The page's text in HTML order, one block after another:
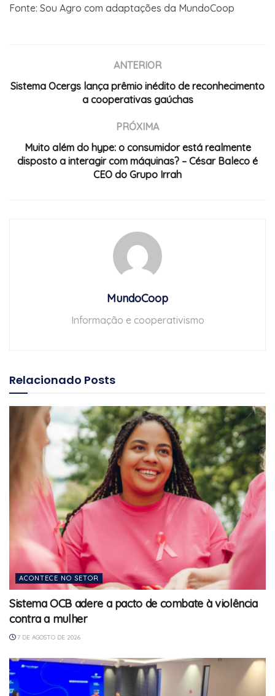
Fonte: Sou Agro com adaptações da MundoCoop
ANTERIOR
Sistema Ocergs lança prêmio inédito de reconhecimento
a cooperativas gaúchas
PRÓXIMA
Muito além do hype: o consumidor está realmente
disposto a interagir com máquinas? – César Baleco é
CEO do Grupo Irrah
MundoCoop
Informação e cooperativismo
Relacionado Posts
ACONTECE NO SETOR
Sistema OCB adere a pacto de combate à violência
contra a mulher
7 DE AGOSTO DE 2026